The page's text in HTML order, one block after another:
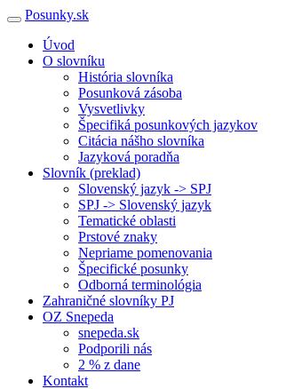
Posunky.sk
Úvod
O slovníku
História slovníka
Posunková zásoba
Vysvetlivky
Špecifiká posunkových jazykov
Citácia nášho slovníka
Jazyková poradňa
Slovník (preklad)
Slovenský jazyk -> SPJ
SPJ -> Slovenský jazyk
Tematické oblasti
Prstové znaky
Nepriame pomenovania
Špecifické posunky
Odborná terminológia
Zahraničné slovníky PJ
OZ Snepeda
snepeda.sk
Podporili nás
2 % z dane
Kontakt